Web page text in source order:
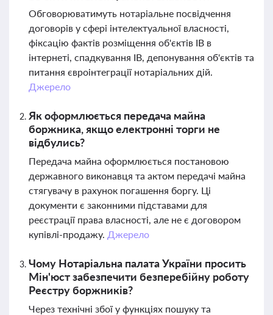
Обговорюватимуть нотаріальне посвідчення
договорів у сфері інтелектуальної власності,
фіксацію фактів розміщення об'єктів ІВ в
інтернеті, спадкування ІВ, депонування об'єктів та
питання євроінтеграції нотаріальних дій.
Джерело
Як оформлюється передача майна
боржника, якщо електронні торги не
відбулись?
Передача майна оформлюється постановою
державного виконавця та актом передачі майна
стягувачу в рахунок погашення боргу. Ці
документи є законними підставами для
реєстрації права власності, але не є договором
купівлі-продажу. Джерело
Чому Нотаріальна палата України просить
Мін'юст забезпечити безперебійну роботу
Реєстру боржників?
Через технічні збої у функціях пошуку та